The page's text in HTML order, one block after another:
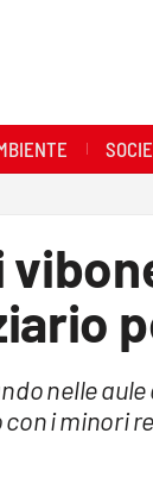
nelle
i minori